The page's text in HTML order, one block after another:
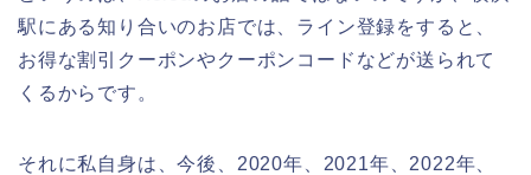
駅にある知り合いのお店では、ライン登録をすると、
お得な割引クーポンやクーポンコードなどが送られて
くるからです。
それに私自身は、今後、2020年、2021年、2022年、